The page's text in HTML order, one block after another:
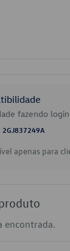
fazendo
2GJ837249A
apenas para
encontrada.